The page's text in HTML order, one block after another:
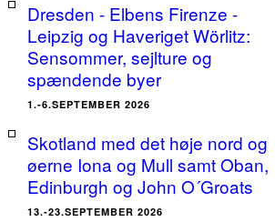
Dresden - Elbens Firenze -
Leipzig og Haveriget Wörlitz:
Sensommer, sejlture og
spændende byer
1.-6.SEPTEMBER 2026
Skotland med det høje nord og
øerne Iona og Mull samt Oban,
Edinburgh og John O´Groats
13.-23.SEPTEMBER 2026